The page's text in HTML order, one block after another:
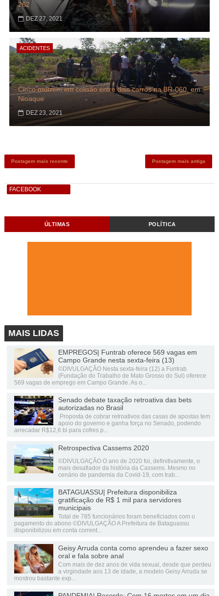
262
DEZ 27, 2021
ACIDENTES
Cinco morrem em colisão entre dois carros na BR-060, em
Nioaque
DEZ 23, 2021
Postagem mais recente Postagem mais antiga
FACEBOOK
ÚLTIMAS POLÍTICA
MAIS LIDAS
EMPREGOS| Funtrab oferece 569 vagas em
Campo Grande nesta sexta-feira (13)
©DIVULGAÇÃO Nesta sexta-feira (12) a Funtrab
(Fundação do Trabalho de Mato Grosso do Sul) oferece
569 vagas de emprego em Campo Grande. As o...
Senado debate taxação retroativa das bets
autorizadas no Brasil
Proposta de cobrar retroativos das casas de apostas tem
apoio do governo e ganha força no Senado, podendo
arrecadar R$12,6 bi para cofres p...
Retrospectiva Cassems 2020
©DIVULGAÇÃO O ano de 2020 foi, definitivamente, o
mais desafiador da história da Cassems. Mesmo no
cenário de pandemia da Covid-19, com trab...
BATAGUASSU| Prefeitura disponibiliza
gratificação de R$ 1 mil para servidores
municipais
Total de 785 funcionários foram beneficiados com o
pagamento do abono ©DIVULGAÇÃO A Prefeitura de Bataguassu
disponibilizou em conta corrent...
Geisy Arruda conta como aprendeu a fazer sexo
oral e fala sobre anal
Com mais de dez anos de vida sexual, desde que perdeu
a virgindade aos 13 de idade, a modelo Geisy Arruda se
mostrou bastante exp...